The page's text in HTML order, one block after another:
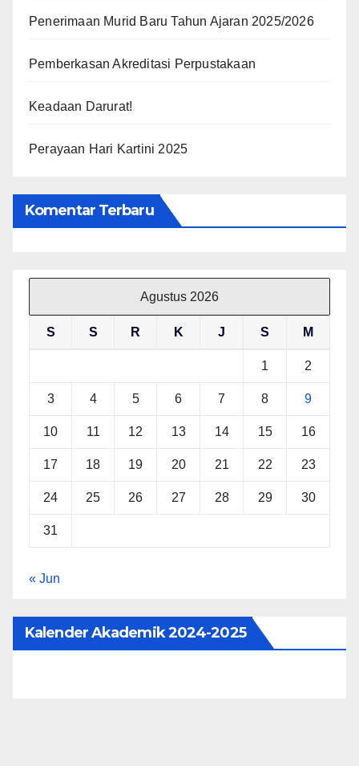
Penerimaan Murid Baru Tahun Ajaran 2025/2026
Pemberkasan Akreditasi Perpustakaan
Keadaan Darurat!
Perayaan Hari Kartini 2025
Komentar Terbaru
Agustus 2026
S S R K J S M
1 2
3 4 5 6 7 8 9
10 11 12 13 14 15 16
17 18 19 20 21 22 23
24 25 26 27 28 29 30
31
« Jun
Kalender Akademik 2024-2025